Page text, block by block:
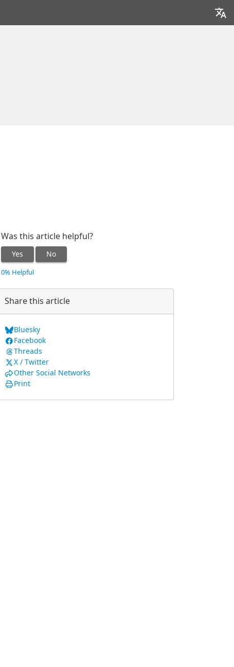
Was this article helpful?
Yes No
0% Helpful
Share this article
Bluesky
Facebook
Threads
X / Twitter
Other Social Networks
Print